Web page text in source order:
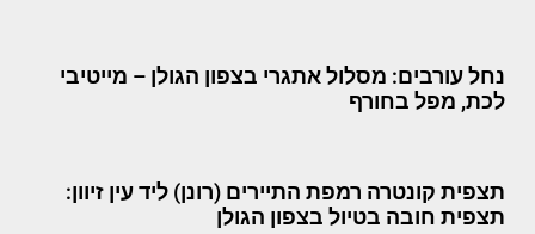
נחל עורבים: מסלול אתגרי בצפון הגולן – מייטיבי
לכת, מפל בחורף
תצפית קונטרה רמפת התיירים (רונן) ליד עין זיוון:
תצפית חובה בטיול בצפון הגולן